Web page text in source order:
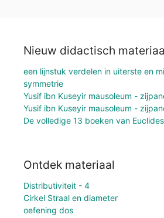
Nieuw didactisch
een lijnstuk verdelen in uiterste en
symmetrie
Yusif ibn Kuseyir mausoleum -
Yusif ibn Kuseyir mausoleum -
De volledige 13 boeken van
Ontdek materiaal
Distributiviteit - 4
Cirkel Straal en diameter
oefening dos